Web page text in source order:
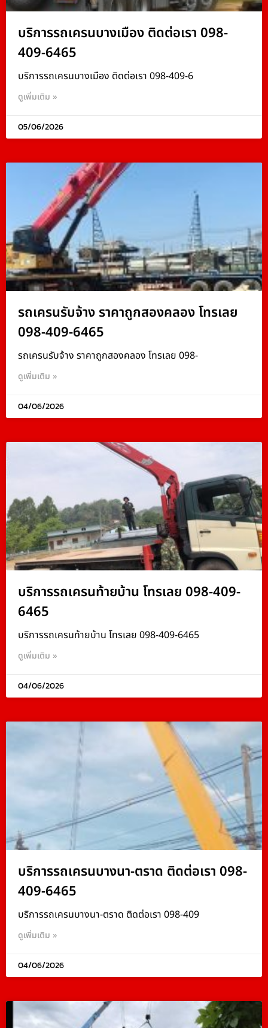
บริการรถเครนบางเมือง ติดต่อเรา 098-
409-6465
บริการรถเครนบางเมือง ติดต่อเรา 098-409-6
ดูเพิ่มเติม »
05/06/2026
รถเครนรับจ้าง ราคาถูกสองคลอง โทรเลย
098-409-6465
รถเครนรับจ้าง ราคาถูกสองคลอง โทรเลย 098-
ดูเพิ่มเติม »
04/06/2026
บริการรถเครนท้ายบ้าน โทรเลย 098-409-
6465
บริการรถเครนท้ายบ้าน โทรเลย 098-409-6465
ดูเพิ่มเติม »
04/06/2026
บริการรถเครนบางนา-ตราด ติดต่อเรา 098-
409-6465
บริการรถเครนบางนา-ตราด ติดต่อเรา 098-409
ดูเพิ่มเติม »
04/06/2026